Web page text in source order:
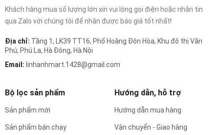
Khách hàng mua số lượng lớn xin vui lòng gọi điện hoặc nhắn tin
qua Zalo với chúng tôi để nhận được báo giá tốt nhất!
Địa chỉ: Tầng 1, LK39 TT16, Phố Hoàng Đôn Hòa, Khu đô thị Văn
Phú, Phú La, Hà Đông, Hà Nội
Email: linhanhmart.1428@gmail.com
Bộ lọc sản phẩm
Sản phẩm mới
Sản phẩm bán chạy
Hướng dẫn, hỗ trợ
Hướng dẫn mua hàng
Vận chuyển - Giao hàng